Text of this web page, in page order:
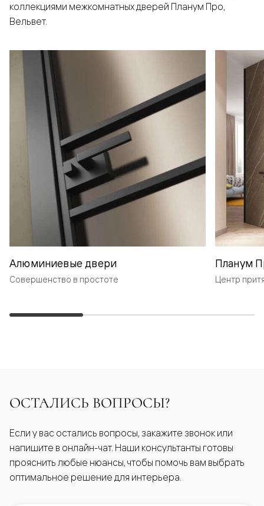
коллекциями межкомнатных дверей Планум Про,
Вельвет.
Алюминиевые двери
Совершенство в простоте
Планум
Центр
ОСТАЛИСЬ ВОПРОСЫ?
Если у вас остались вопросы, закажите звонок или
напишите в онлайн-чат. Наши консультанты готовы
прояснить любые нюансы, чтобы помочь вам выбрать
оптимальное решение для интерьера.